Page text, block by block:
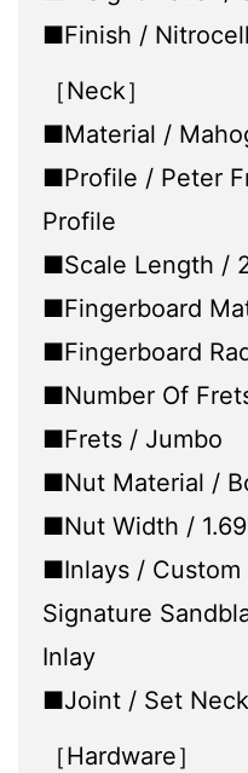
■Finish /
［Neck］
■Material /
■Profile / Peter
Profile
■Scale Length /
■Fingerboard
■Fingerboard
■Number Of
■Frets / Jumbo
■Nut Material /
■Nut Width /
■Inlays / Custom
Signature
Inlay
■Joint / Set Neck
［Hardware］